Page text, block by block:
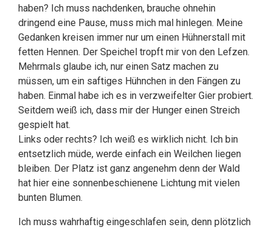
haben? Ich muss nachdenken, brauche ohnehin
dringend eine Pause, muss mich mal hinlegen. Meine
Gedanken kreisen immer nur um einen Hühnerstall mit
fetten Hennen. Der Speichel tropft mir von den Lefzen.
Mehrmals glaube ich, nur einen Satz machen zu
müssen, um ein saftiges Hühnchen in den Fängen zu
haben. Einmal habe ich es in verzweifelter Gier probiert.
Seitdem weiß ich, dass mir der Hunger einen Streich
gespielt hat.
Links oder rechts? Ich weiß es wirklich nicht. Ich bin
entsetzlich müde, werde einfach ein Weilchen liegen
bleiben. Der Platz ist ganz angenehm denn der Wald
hat hier eine sonnenbeschienene Lichtung mit vielen
bunten Blumen.
Ich muss wahrhaftig eingeschlafen sein, denn plötzlich